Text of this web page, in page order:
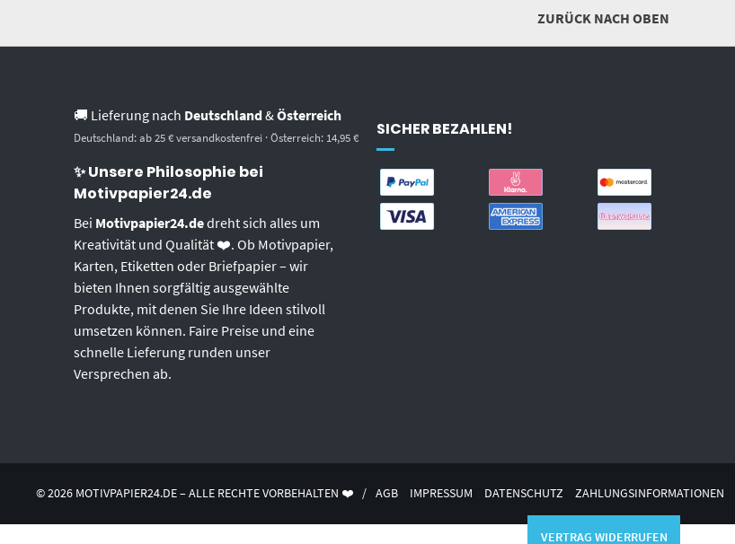
ZURÜCK NACH OBEN
🚚 Lieferung nach Deutschland&Österreich
Deutschland: ab 25 € versandkostenfrei · Österreich: 14,95 €
✨ Unsere Philosophie bei
Motivpapier24.de
Bei Motivpapier24.dedreht sich alles um
Kreativität und Qualität ❤️. Ob Motivpapier,
Karten, Etiketten oder Briefpapier – wir
bieten Ihnen sorgfältig ausgewählte
Produkte, mit denen Sie Ihre Ideen stilvoll
umsetzen können. Faire Preise und eine
schnelle Lieferung runden unser
Versprechen ab.
SICHER BEZAHLEN!
© 2026 MOTIVPAPIER24.DE – ALLE RECHTE VORBEHALTEN ❤️ / AGB IMPRESSUM DATENSCHUTZ ZAHLUNGSINFORMATIONEN
VERTRAG WIDERRUFEN